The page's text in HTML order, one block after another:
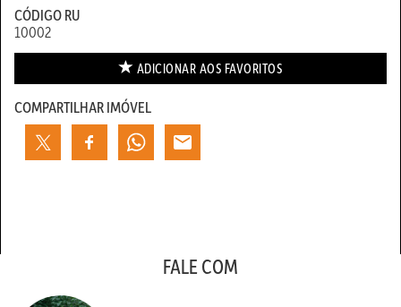
CÓDIGO RU
10002
ADICIONAR AOS FAVORITOS
COMPARTILHAR IMÓVEL
FALE COM